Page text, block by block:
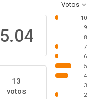
Votos
5.04
13
votos
10
9
8
7
6
5
4
3
2